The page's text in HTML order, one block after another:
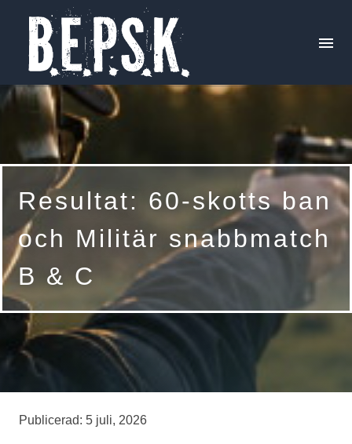
Skjutprogram
Tävlingar
Årets resultat
Medlemskap
Resultat: 60-skotts ban
och Militär snabbmatch
B & C
Publicerad: 5 juli, 2026